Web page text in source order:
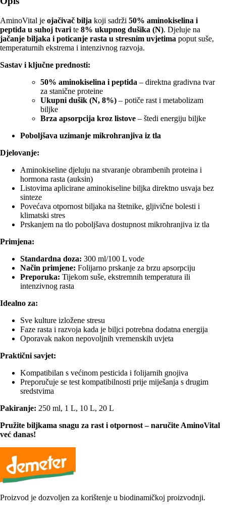
AminoVital je ojačivač bilja koji sadrži 50% aminokiselina i
peptida u suhoj tvari te 8% ukupnog dušika (N). Djeluje na
jačanje biljaka i poticanje rasta u stresnim uvjetima poput suše,
temperaturnih ekstrema i intenzivnog razvoja.
Sastav i ključne prednosti:
50% aminokiselina i peptida – direktna gradivna tvar
za stanične proteine
Ukupni dušik (N, 8%) – potiče rast i metabolizam
biljke
Brza apsorpcija kroz listove – štedi energiju biljke
Poboljšava uzimanje mikrohranjiva iz tla
Djelovanje:
Aminokiseline djeluju na stvaranje obrambenih proteina i
hormona rasta (auksin)
Listovima aplicirane aminokiseline biljka direktno usvaja bez
sinteze
Povećava otpornost biljaka na štetnike, gljivične bolesti i
klimatski stres
Prskanjem na tlo poboljšava dostupnost mikrohranjiva iz tla
Primjena:
Standardna doza: 300 ml/100 L vode
Način primjene: Folijarno prskanje za brzu apsorpciju
Preporuka: Tijekom suše, ekstremnih temperatura ili
intenzivnog rasta
Idealno za:
Sve kulture izložene stresu
Faze rasta i razvoja kada je biljci potrebna dodatna energija
Oporavak nakon nepovoljnih vremenskih uvjeta
Praktični savjet:
Kompatibilan s većinom pesticida i folijarnih gnojiva
Preporučuje se test kompatibilnosti prije miješanja s drugim
sredstvima
Pakiranje: 250 ml, 1 L, 10 L, 20 L
Pružite biljkama snagu za rast i otpornost – naručite AminoVital
već danas!
Proizvod je dozvoljen za korištenje u biodinamičkoj proizvodnji.